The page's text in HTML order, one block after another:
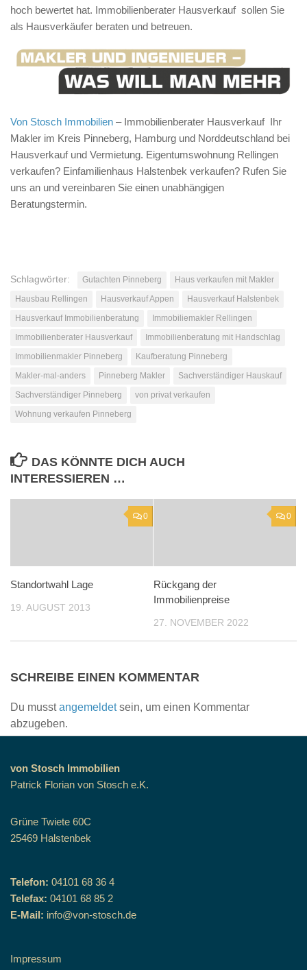
hoch bewertet hat. Immobilienberater Hausverkauf sollen Sie
als Hausverkäufer beraten und betreuen.
Von Stosch Immobilien – Immobilienberater Hausverkauf Ihr
Makler im Kreis Pinneberg, Hamburg und Norddeutschland bei
Hausverkauf und Vermietung. Eigentumswohnung Rellingen
verkaufen? Einfamilienhaus Halstenbek verkaufen? Rufen Sie
uns an und vereinbaren Sie einen unabhängigen
Beratungstermin.
Schlagwörter: Gutachten Pinneberg
Haus verkaufen mit Makler
Hausbau Rellingen
Hausverkauf Appen
Hausverkauf Halstenbek
Hausverkauf Immobilienberatung
Immobiliemakler Rellingen
Immobilienberater Hausverkauf
Immobilienberatung mit Handschlag
Immobilienmakler Pinneberg
Kaufberatung Pinneberg
Makler-mal-anders
Pinneberg Makler
Sachverständiger Hauskauf
Sachverständiger Pinneberg
von privat verkaufen
Wohnung verkaufen Pinneberg
DAS KÖNNTE DICH AUCH
INTERESSIEREN …
0
Standortwahl Lage
19. AUGUST 2013
0
Rückgang der
Immobilienpreise
27. NOVEMBER 2022
SCHREIBE EINEN KOMMENTAR
Du musstangemeldetsein, um einen Kommentar
abzugeben.
von Stosch Immobilien
Patrick Florian von Stosch e.K.
Grüne Twiete 60C
25469 Halstenbek
Telefon: 04101 68 36 4
Telefax: 04101 68 85 2
E-Mail: info@von-stosch.de
Impressum